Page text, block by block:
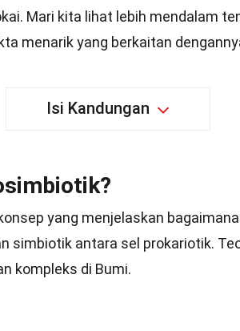
Mari kita lihat lebih mendalam
menarik yang berkaitan
Isi Kandungan
yang menjelaskan
simbiotik antara sel prokariotik.
kompleks di Bumi.